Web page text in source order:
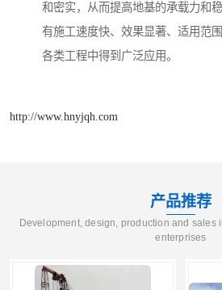
和密实，从而提高地基的承载力和
有施工速度快、效果显著、适用范
各类工程中得到广泛应用。
http://www.hnyjqh.com
产品推荐
Development, design, production and sales
enterprises